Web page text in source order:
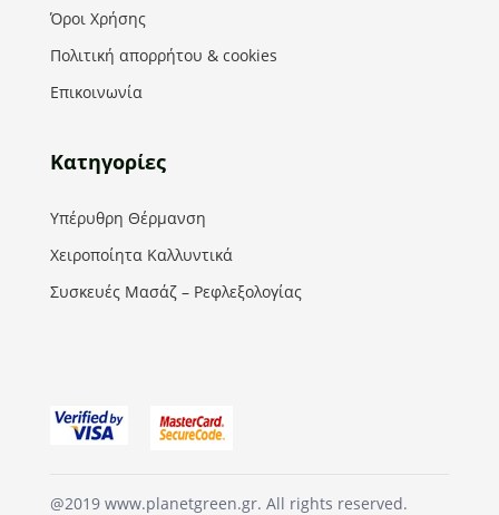
Όροι Χρήσης
Πολιτική απορρήτου & cookies
Επικοινωνία
Κατηγορίες
Υπέρυθρη Θέρμανση
Χειροποίητα Καλλυντικά
Συσκευές Μασάζ – Ρεφλεξολογίας
@2019 www.planetgreen.gr. All rights reserved.